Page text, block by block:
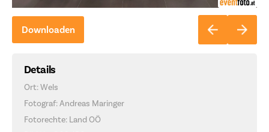
Downloaden
Details
Ort: Wels
Fotograf: Andreas Maringer
Fotorechte: Land OÖ